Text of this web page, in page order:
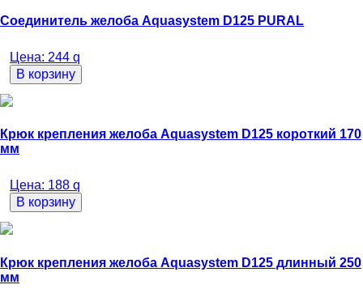
Соединитель желоба Aquasystem D125 PURAL
Цена: 244 q
В корзину
Крюк крепления желоба Aquasystem D125 короткий 170
мм
Цена: 188 q
В корзину
Крюк крепления желоба Aquasystem D125 длинный 250
мм